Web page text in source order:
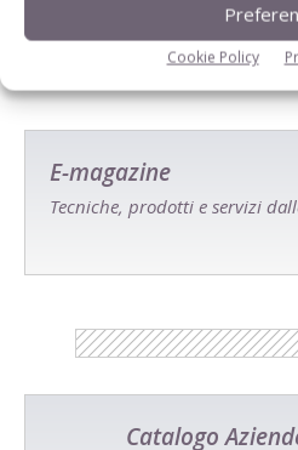
Cookie Policy
E-magazine
Tecniche, prodotti e servizi
Catalogo